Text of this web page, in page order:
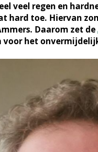
veel regen en
hard toe. Hiervan
Daarom zet de
voor het